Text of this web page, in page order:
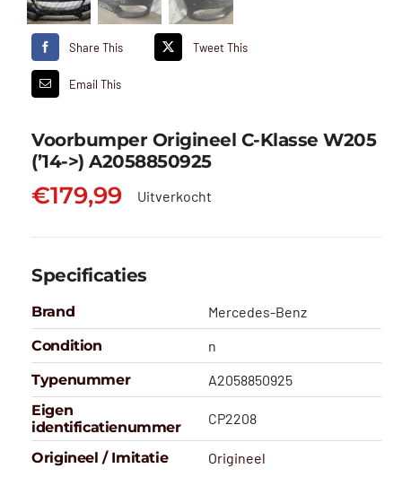
Share This Tweet This
Email This
Voorbumper Origineel C-Klasse W205
(’14->) A2058850925
€179,99 Uitverkocht
Specificaties
Brand
Mercedes-Benz
Condition
n
Typenummer
A2058850925
Eigen
identificatienummer
CP2208
Origineel / Imitatie
Origineel